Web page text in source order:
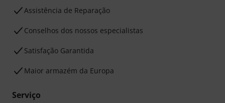
Assistência de Reparação
Conselhos dos nossos especialistas
Satisfação Garantida
Maior armazém da Europa
Serviço